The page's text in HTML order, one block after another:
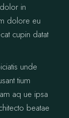
in
dolore eu
cupin datat
unde
tium
aq ue ipsa
beatae